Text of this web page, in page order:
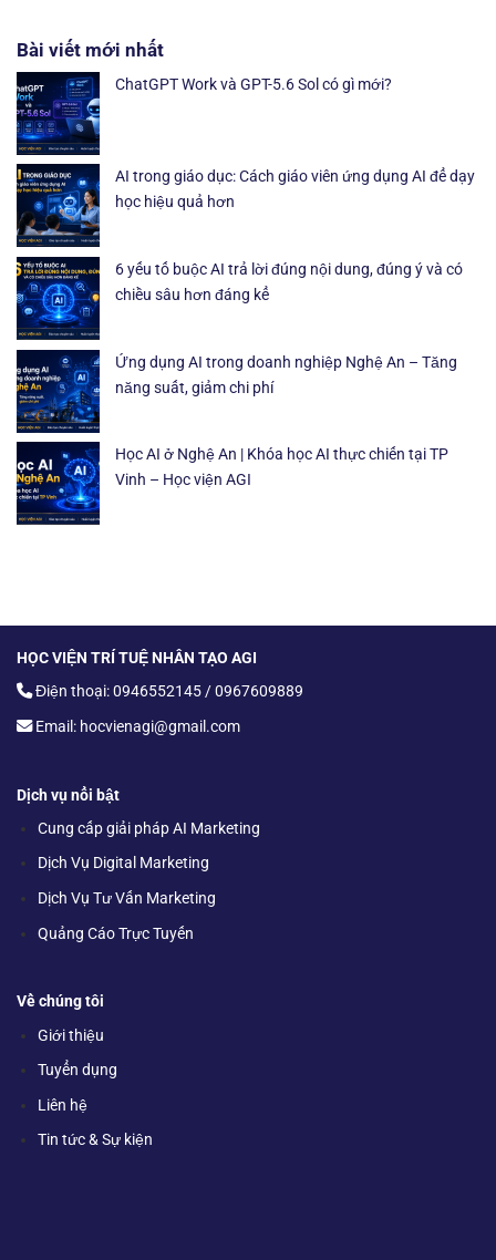
Bài viết mới nhất
ChatGPT Work và GPT-5.6 Sol có gì mới?
AI trong giáo dục: Cách giáo viên ứng dụng AI để dạy
học hiệu quả hơn
6 yếu tố buộc AI trả lời đúng nội dung, đúng ý và có
chiều sâu hơn đáng kể
Ứng dụng AI trong doanh nghiệp Nghệ An – Tăng
năng suất, giảm chi phí
Học AI ở Nghệ An | Khóa học AI thực chiến tại TP
Vinh – Học viện AGI
HỌC VIỆN TRÍ TUỆ NHÂN TẠO AGI
Điện thoại: 0946552145 / 0967609889
Email: hocvienagi@gmail.com
Dịch vụ nổi bật
Cung cấp giải pháp AI Marketing
Dịch Vụ Digital Marketing
Dịch Vụ Tư Vấn Marketing
Quảng Cáo Trực Tuyến
Về chúng tôi
Giới thiệu
Tuyển dụng
Liên hệ
Tin tức & Sự kiện